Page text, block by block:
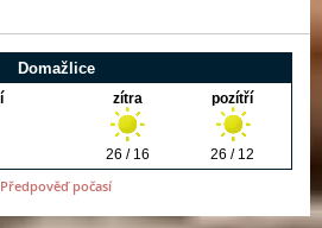
Předpověď počasí